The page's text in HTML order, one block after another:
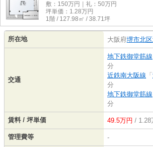
敷：150万円｜礼：50万円
坪単価： 1.28万円
1階 / 127.98㎡ / 38.71坪
所在地 大阪府堺市北区
交通
地下鉄御堂筋線
分
近鉄南大阪線 「
分
地下鉄御堂筋線
分
賃料 / 坪単価 49.5万円 / 1.28
管理費等 -